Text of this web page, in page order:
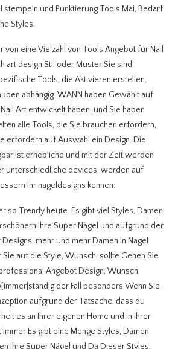
stempeln und Punktierung Tools Mai, Bedarf
Styles.
von eine Vielzahl von Tools Angebot für Nail
art design Stil oder Muster Sie sind
Tools, die Aktivieren erstellen,
abhängig.WANN haben Gewählt auf
Art entwickelt haben, und Sie haben
alle Tools, die Sie brauchen erfordern,
erfordern auf Auswahl ein Design. Die
ist erhebliche und mit der Zeit werden
unterschiedliche devices, werden auf
Ihr nageldesigns kennen.
so Trendy heute. Es gibt viel Styles, Damen
Ihre Super Nägel und aufgrund der
mehr und mehr Damen In Nagel
auf die Style, Wunsch, sollte Gehen Sie
Angebot Design, Wunsch.
der Fall besonders Wenn Sie
aufgrund der Tatsache, dass du
es an Ihrer eigenen Home und in Ihrer
Es gibt eine Menge Styles, Damen
Ihre Super Nägel und Da Dieser Styles,